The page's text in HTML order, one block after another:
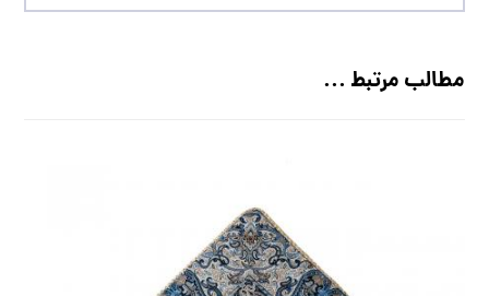
مطالب مرتبط ...